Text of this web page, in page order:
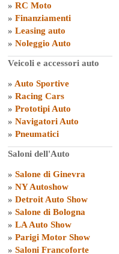
» RC Moto
» Finanziamenti
» Leasing auto
» Noleggio Auto
Veicoli e accessori auto
» Auto Sportive
» Racing Cars
» Prototipi Auto
» Navigatori Auto
» Pneumatici
Saloni dell'Auto
» Salone di Ginevra
» NY Autoshow
» Detroit Auto Show
» Salone di Bologna
» LA Auto Show
» Parigi Motor Show
» Saloni Francoforte